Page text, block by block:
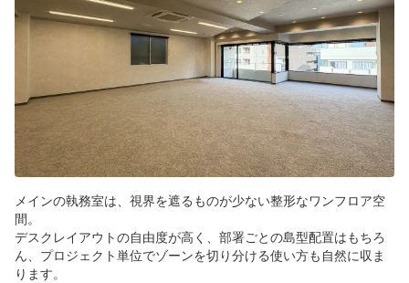
メインの執務室は、視界を遮るものが少ない整形なワンフロア空
間。
デスクレイアウトの自由度が高く、部署ごとの島型配置はもちろ
ん、プロジェクト単位でゾーンを切り分ける使い方も自然に収ま
ります。